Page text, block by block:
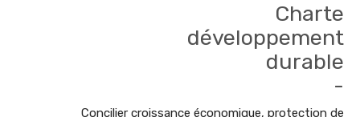
Charte
développement
durable
-
Concilier croissance économique, protection de